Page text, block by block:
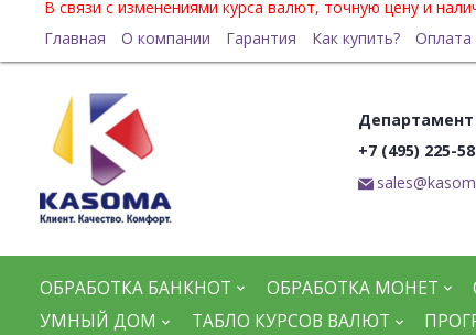
В связи с изменениями курса валют, точную цену и
Главная
О компании Гарантия Как купить? Оплата
+7 (495) 225-
ОБРАБОТКА БАНКНОТ ОБРАБОТКА МОНЕТ
УМНЫЙ ДОМ
ТАБЛО КУРСОВ ВАЛЮТ